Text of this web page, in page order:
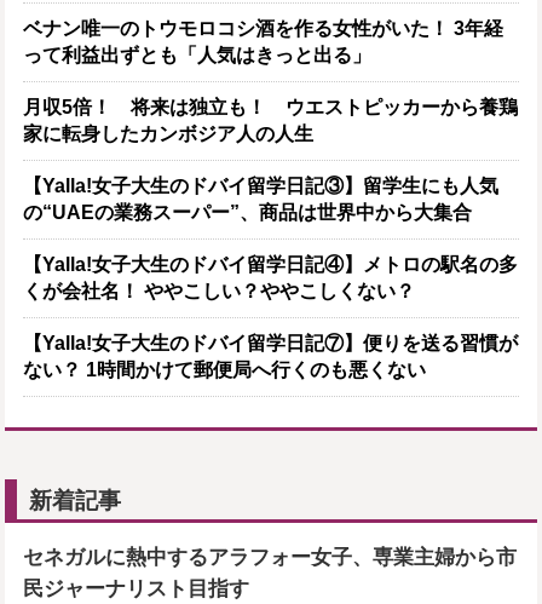
ベナン唯一のトウモロコシ酒を作る女性がいた！ 3年経
って利益出ずとも「人気はきっと出る」
月収5倍！ 将来は独立も！ ウエストピッカーから養鶏
家に転身したカンボジア人の人生
【Yalla!女子大生のドバイ留学日記③】留学生にも人気
の“UAEの業務スーパー”、商品は世界中から大集合
【Yalla!女子大生のドバイ留学日記④】メトロの駅名の多
くが会社名！ ややこしい？ややこしくない？
【Yalla!女子大生のドバイ留学日記⑦】便りを送る習慣が
ない？ 1時間かけて郵便局へ行くのも悪くない
新着記事
セネガルに熱中するアラフォー女子、専業主婦から市
民ジャーナリスト目指す